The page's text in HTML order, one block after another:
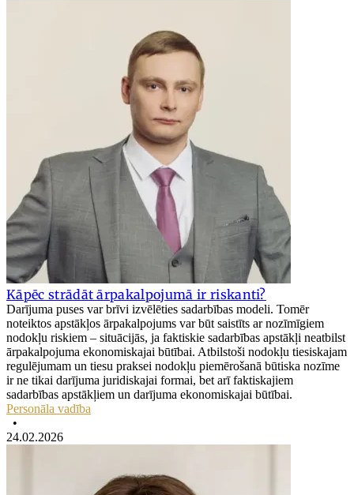
Kāpēc strādāt ārpakalpojumā ir riskanti?
Darījuma puses var brīvi izvēlēties sadarbības modeli. Tomēr
noteiktos apstākļos ārpakalpojums var būt saistīts ar nozīmīgiem
nodokļu riskiem – situācijās, ja faktiskie sadarbības apstākļi neatbilst
ārpakalpojuma ekonomiskajai būtībai. Atbilstoši nodokļu tiesiskajam
regulējumam un tiesu praksei nodokļu piemērošanā būtiska nozīme
ir ne tikai darījuma juridiskajai formai, bet arī faktiskajiem
sadarbības apstākļiem un darījuma ekonomiskajai būtībai.
Personāla vadība
•
24.02.2026